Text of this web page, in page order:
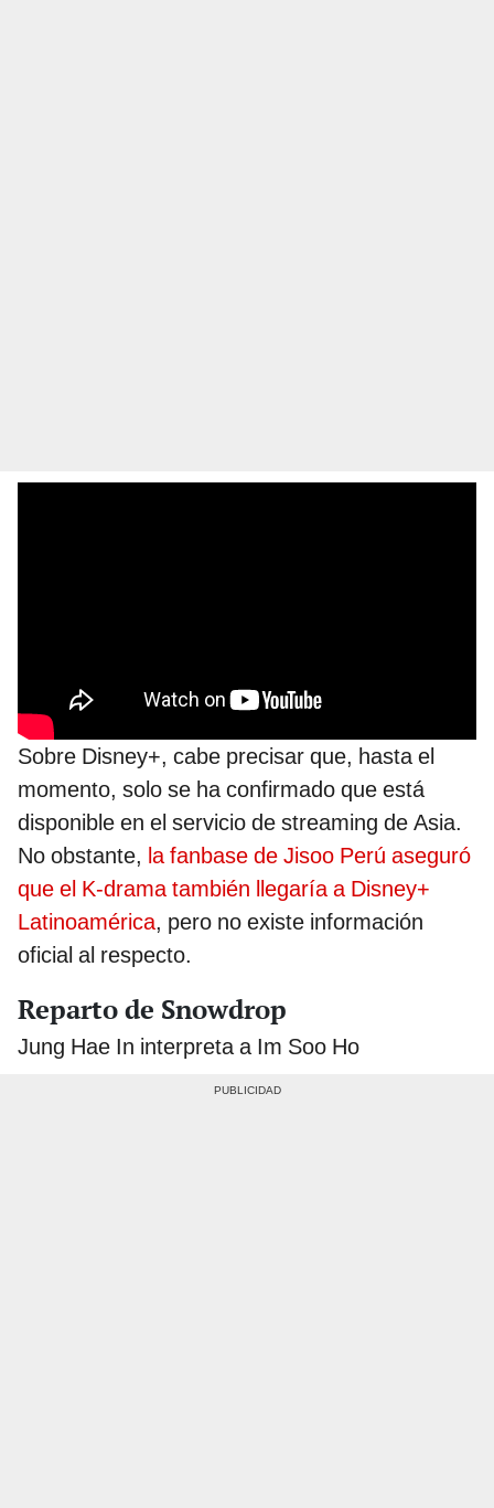
Sobre Disney+, cabe precisar que, hasta el
momento, solo se ha confirmado que está
disponible en el servicio de streaming de Asia.
No obstante, la fanbase de Jisoo Perú aseguró
que el K-drama también llegaría a Disney+
Latinoamérica, pero no existe información
oficial al respecto.
Reparto de Snowdrop
Jung Hae In interpreta a Im Soo Ho